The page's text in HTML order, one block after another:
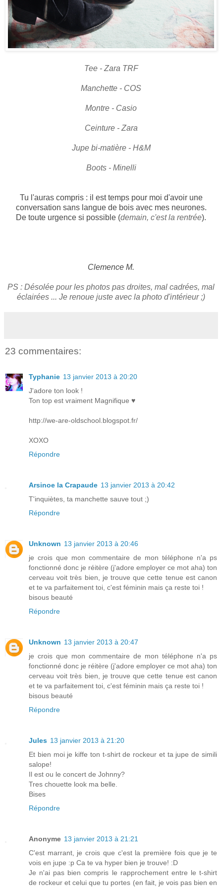
Tee - Zara TRF
Manchette - COS
Montre - Casio
Ceinture - Zara
Jupe bi-matière - H&M
Boots - Minelli
Tu l'auras compris : il est temps pour moi d'avoir une
conversation sans langue de bois avec mes neurones.
De toute urgence si possible (demain, c'est la rentrée).
Clemence M.
PS : Désolée pour les photos pas droites, mal cadrées, mal
éclairées ... Je renoue juste avec la photo d'intérieur ;)
23 commentaires:
Typhanie 13 janvier 2013 à 20:20
J'adore ton look !
Ton top est vraiment Magnifique ♥
http://we-are-oldschool.blogspot.fr/
XOXO
Répondre
Arsinoe la Crapaude 13 janvier 2013 à 20:42
T'inquiètes, ta manchette sauve tout ;)
Répondre
Unknown 13 janvier 2013 à 20:46
je crois que mon commentaire de mon téléphone n'a ps
fonctionné donc je réitère (j'adore employer ce mot aha) ton
cerveau voit très bien, je trouve que cette tenue est canon
et te va parfaitement toi, c'est féminin mais ça reste toi !
bisous beauté
Répondre
Unknown 13 janvier 2013 à 20:47
je crois que mon commentaire de mon téléphone n'a ps
fonctionné donc je réitère (j'adore employer ce mot aha) ton
cerveau voit très bien, je trouve que cette tenue est canon
et te va parfaitement toi, c'est féminin mais ça reste toi !
bisous beauté
Répondre
Jules 13 janvier 2013 à 21:20
Et bien moi je kiffe ton t-shirt de rockeur et ta jupe de simili
salope!
Il est ou le concert de Johnny?
Tres chouette look ma belle.
Bises
Répondre
Anonyme 13 janvier 2013 à 21:21
C'est marrant, je crois que c'est la première fois que je te
vois en jupe :p Ca te va hyper bien je trouve! :D
Je n'ai pas bien compris le rapprochement entre le t-shirt
de rockeur et celui que tu portes (en fait, je vois pas bien en